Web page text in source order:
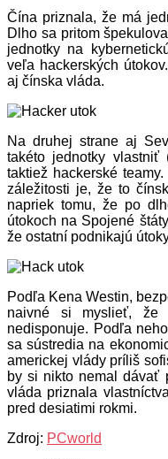
Čína priznala, že má
Dlho sa pritom
jednotky na
veľa hackerských
aj čínska vláda.
Na druhej strane aj
takéto jednotky
taktiež hackerské
záležitosti je, že to
napriek tomu, že po
útokoch na Spojené
že ostatní podnikajú
Podľa Kena Westin,
naivné si myslieť, že
nedisponuje. Podľa
sa sústredia na
americkej vlády príliš
by si nikto nemal dávať
vláda priznala
pred desiatimi rokmi.
Zdroj: PCworld